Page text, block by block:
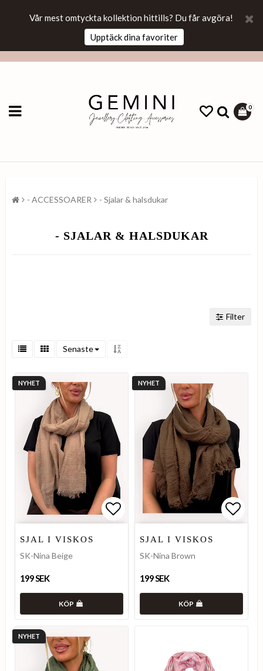
Vår mest omtyckta kollektion hittills? Du får avgöra!
Upptäck dina favoriter
0
- ACCESSOARER - Sjalar & halsdukar
- SJALAR & HALSDUKAR
Filter
Senaste
NYHET
Lägg till i favoritlistan
Lägg till i favoritlistan
SJAL I VISKOS
SK-Nina Beige
199 SEK
KÖP
NYHET
SJAL I VISKOS
SK-Nina Brown
199 SEK
KÖP
NYHET